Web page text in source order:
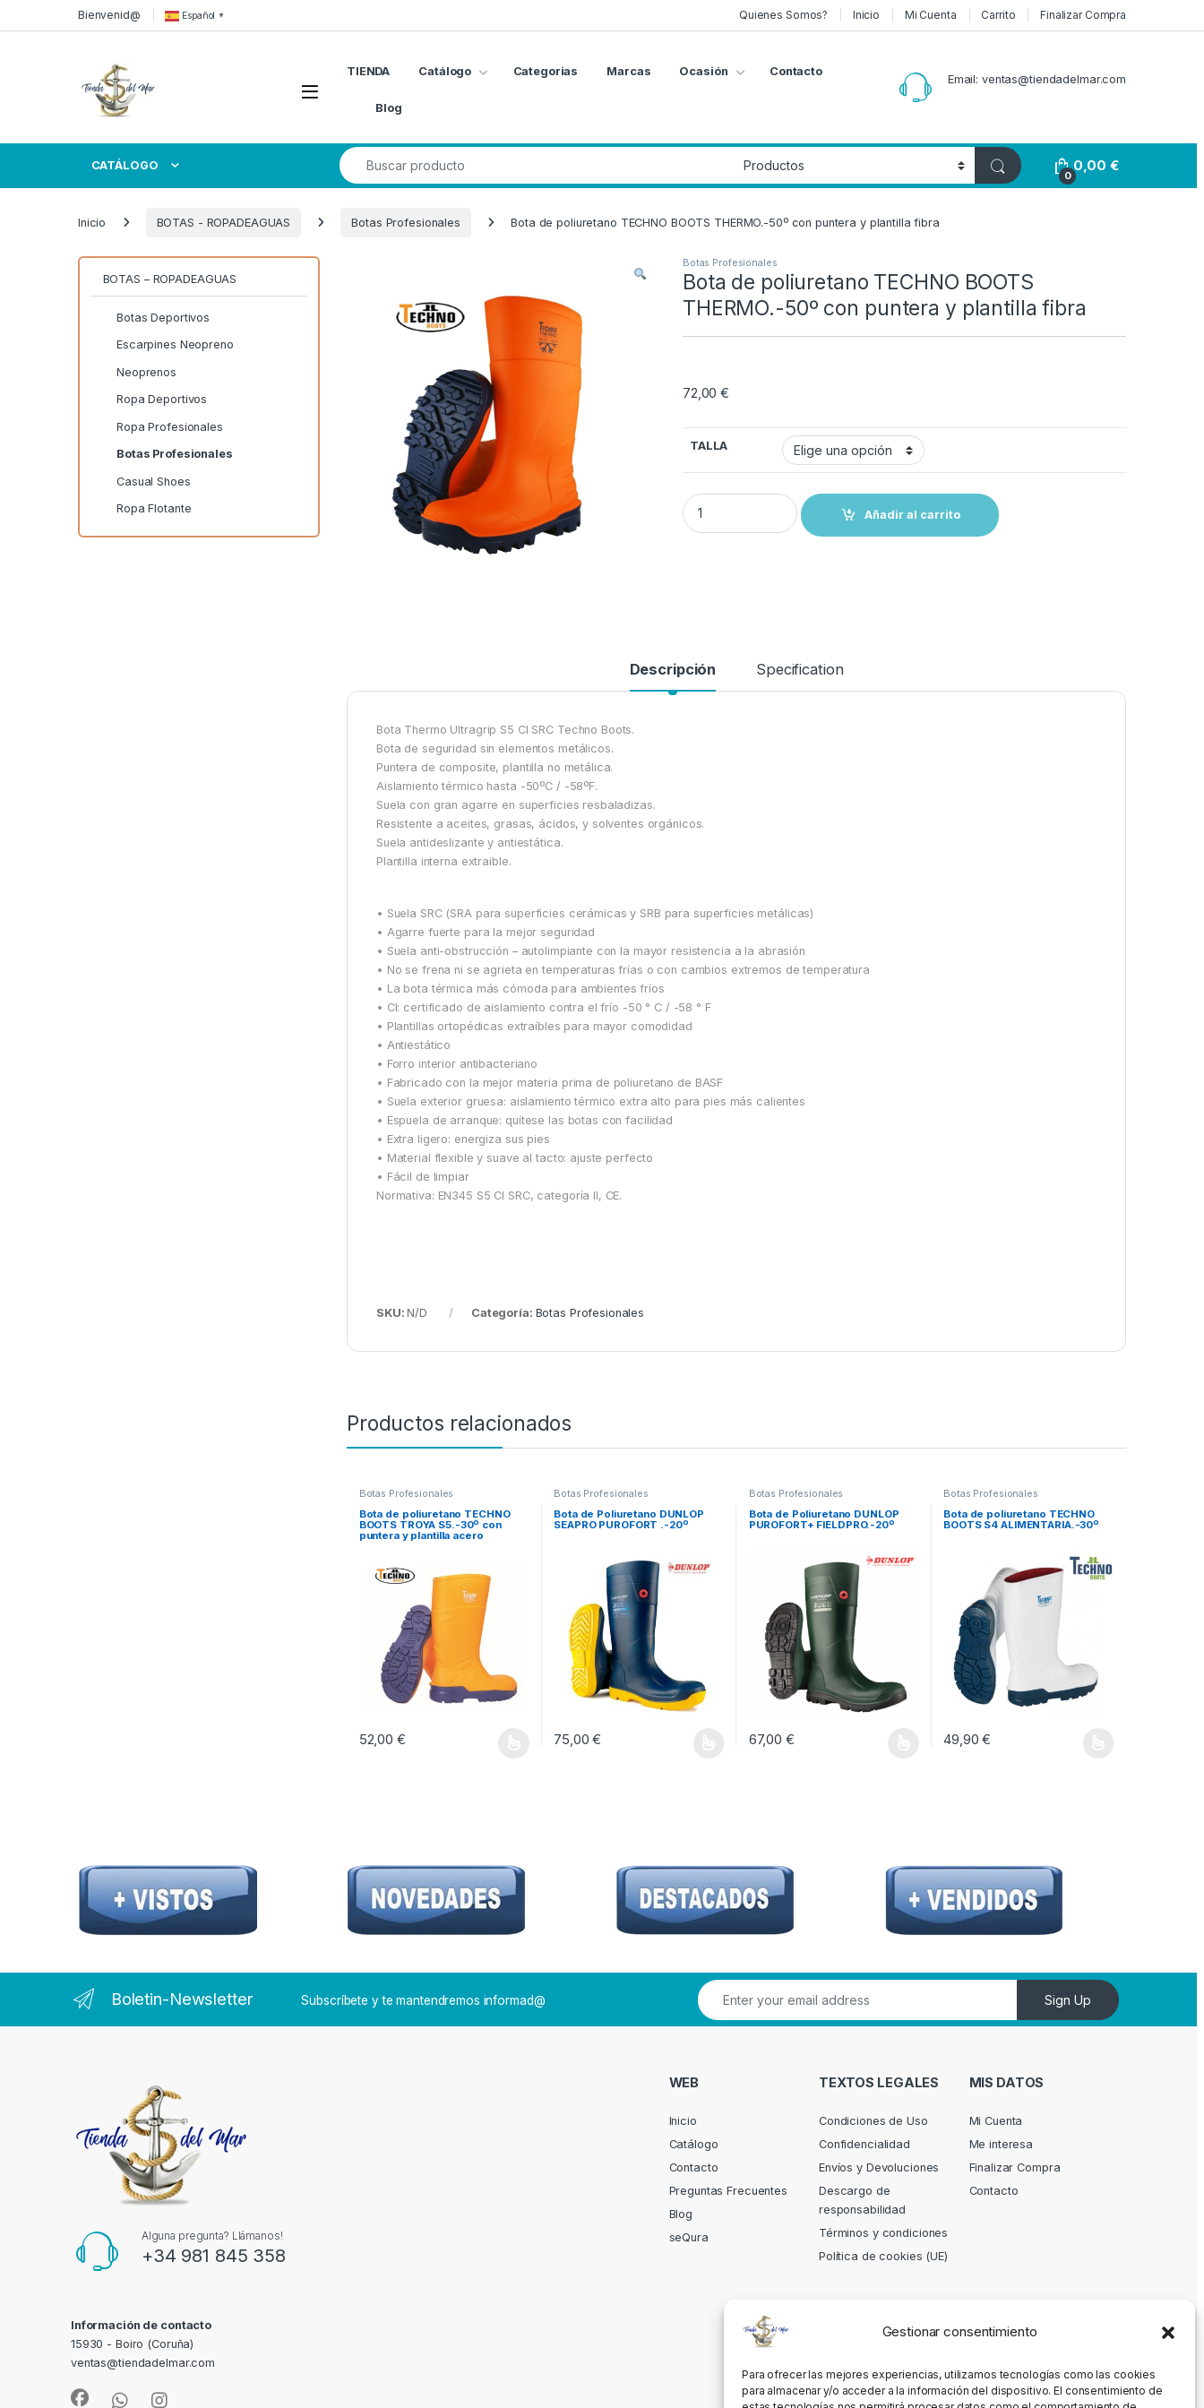
Gestionar consentimiento
Para ofrecer las mejores experiencias, utilizamos tecnologías como las cookies
para almacenar y/o acceder a la información del dispositivo. El consentimiento de
Skip to navigation
Skip to contentBienvenid@ Español ▼ Quienes Somos? Inicio Mi Cuenta Carrito Finalizar Compra
Open
TIENDA Catálogo Categorias Marcas Ocasión Contacto
Blog
Email: ventas@tiendadelmar.com
CATÁLOGO
Search for:
0
0,00€
Inicio BOTAS - ROPADEAGUAS Botas Profesionales Bota de poliuretano TECHNO BOOTS THERMO.-50º con puntera y plantilla fibra
Botas Profesionales
Bota de poliuretano TECHNO BOOTS
THERMO.-50º con puntera y plantilla fibra
72,00€
TALLA
Bota de poliuretano TECHNO BOOTS THERMO.-50º con puntera y plantilla fibra quantity
Añadir al carrito
Descripción Specification
Bota Thermo Ultragrip S5 CI SRC Techno Boots.
Bota de seguridad sin elementos metálicos.
Puntera de composite, plantilla no metálica.
Aislamiento térmico hasta -50ºC / -58ºF.
Suela con gran agarre en superficies resbaladizas.
Resistente a aceites, grasas, ácidos, y solventes orgánicos.
Suela antideslizante y antiestática.
Plantilla interna extraible.
• Suela SRC (SRA para superficies cerámicas y SRB para superficies metálicas)
• Agarre fuerte para la mejor seguridad
• Suela anti-obstrucción – autolimpiante con la mayor resistencia a la abrasión
• No se frena ni se agrieta en temperaturas frías o con cambios extremos de temperatura
• La bota térmica más cómoda para ambientes fríos
• CI: certificado de aislamiento contra el frío -50 ° C / -58 ° F
• Plantillas ortopédicas extraíbles para mayor comodidad
• Antiestático
• Forro interior antibacteriano
• Fabricado con la mejor materia prima de poliuretano de BASF
• Suela exterior gruesa: aislamiento térmico extra alto para pies más calientes
• Espuela de arranque: quítese las botas con facilidad
• Extra ligero: energiza sus pies
• Material flexible y suave al tacto: ajuste perfecto
• Fácil de limpiar
Normativa: EN345 S5 CI SRC, categoría II, CE.
SKU:N/D Categoría: Botas Profesionales
Productos relacionados
Botas Profesionales
Bota de poliuretano TECHNO
BOOTS TROYA S5.-30º con
puntera y plantilla acero
52,00 €
Este producto tiene múltiples variantes. Las opciones se pueden elegir en la página de producto
Botas Profesionales
Bota de Poliuretano DUNLOP
SEAPRO PUROFORT .-20º
75,00€
Este producto tiene múltiples variantes. Las opciones se pueden elegir en la página de producto
Botas Profesionales
Bota de Poliuretano DUNLOP
PUROFORT+ FIELDPRO.-20º
67,00 €
Este producto tiene múltiples variantes. Las opciones se pueden elegir en la
Botas Profesionales
Bota de poliuretano TECHNO
BOOTS S4 ALIMENTARIA.-30º
49,90€
Este producto tiene múltiples variantes. Las
BOTAS – ROPADEAGUAS
Botas Deportivos
Escarpines Neopreno
Neoprenos
Ropa Deportivos
Ropa Profesionales
Botas Profesionales
Casual Shoes
Ropa Flotante
Boletin-Newsletter Subscríbete y te mantendremos informad@ Sign Up
Alguna pregunta? Llámanos!
+34 981 845 358
Información de contacto
15930 - Boiro (Coruña)
ventas@tiendadelmar.com
WEB
Inicio
Catálogo
Contacto
Preguntas Frecuentes
Blog
seQura
TEXTOS LEGALES
Condiciones de Uso
Confidencialidad
Envíos y Devoluciones
Descargo de
responsabilidad
Términos y condiciones
Política de cookies (UE)
MIS DATOS
Mi Cuenta
Me interesa
Finalizar Compra
Contacto